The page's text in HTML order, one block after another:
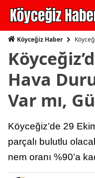
Köyceğiz Haber
Hava
Var mı,
Köyceğiz’de 29
parçalı bulutlu
nem oranı %90’a